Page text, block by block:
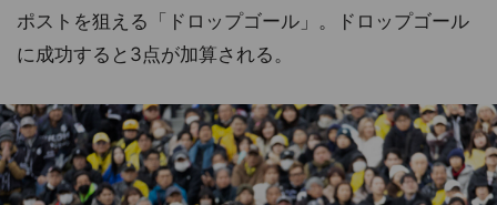
ポストを狙える「ドロップゴール」。ドロップゴール
に成功すると3点が加算される。